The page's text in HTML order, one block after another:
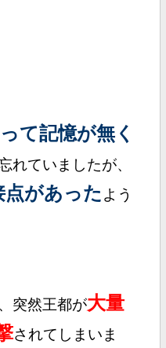
て記憶が無く
れていましたが、
点があった よう
突然王都が大量
されてしまいま